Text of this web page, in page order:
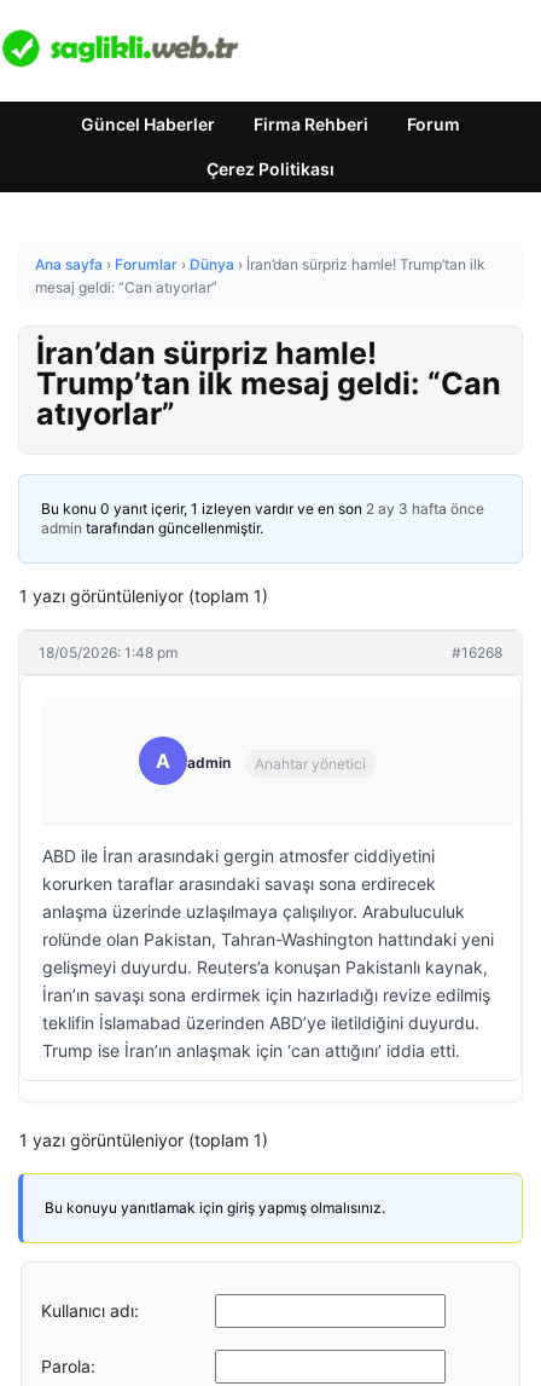
Güncel Haberler Firma Rehberi Forum
Çerez Politikası
Ana sayfa › Forumlar › Dünya › İran’dan sürpriz hamle! Trump’tan ilk
mesaj geldi: “Can atıyorlar”
İran’dan sürpriz hamle!
Trump’tan ilk mesaj geldi: “Can
atıyorlar”
Bu konu 0 yanıt içerir, 1 izleyen vardır ve en son 2 ay 3 hafta önce
admin tarafından güncellenmiştir.
1 yazı görüntüleniyor (toplam 1)
18/05/2026: 1:48 pm #16268
A admin Anahtar yönetici
ABD ile İran arasındaki gergin atmosfer ciddiyetini
korurken taraflar arasındaki savaşı sona erdirecek
anlaşma üzerinde uzlaşılmaya çalışılıyor. Arabuluculuk
rolünde olan Pakistan, Tahran-Washington hattındaki yeni
gelişmeyi duyurdu. Reuters’a konuşan Pakistanlı kaynak,
İran’ın savaşı sona erdirmek için hazırladığı revize edilmiş
teklifin İslamabad üzerinden ABD’ye iletildiğini duyurdu.
Trump ise İran’ın anlaşmak için ‘can attığını’ iddia etti.
1 yazı görüntüleniyor (toplam 1)
Bu konuyu yanıtlamak için giriş yapmış olmalısınız.
Kullanıcı adı:
Parola: